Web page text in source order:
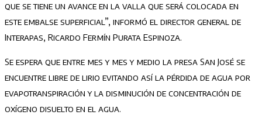
que se tiene un avance en la valla que será colocada en
este embalse superficial”, informó el director general de
Interapas, Ricardo Fermín Purata Espinoza.
Se espera que entre mes y mes y medio la presa San José se
encuentre libre de lirio evitando así la pérdida de agua por
evapotranspiración y la disminución de concentración de
oxígeno disuelto en el agua.